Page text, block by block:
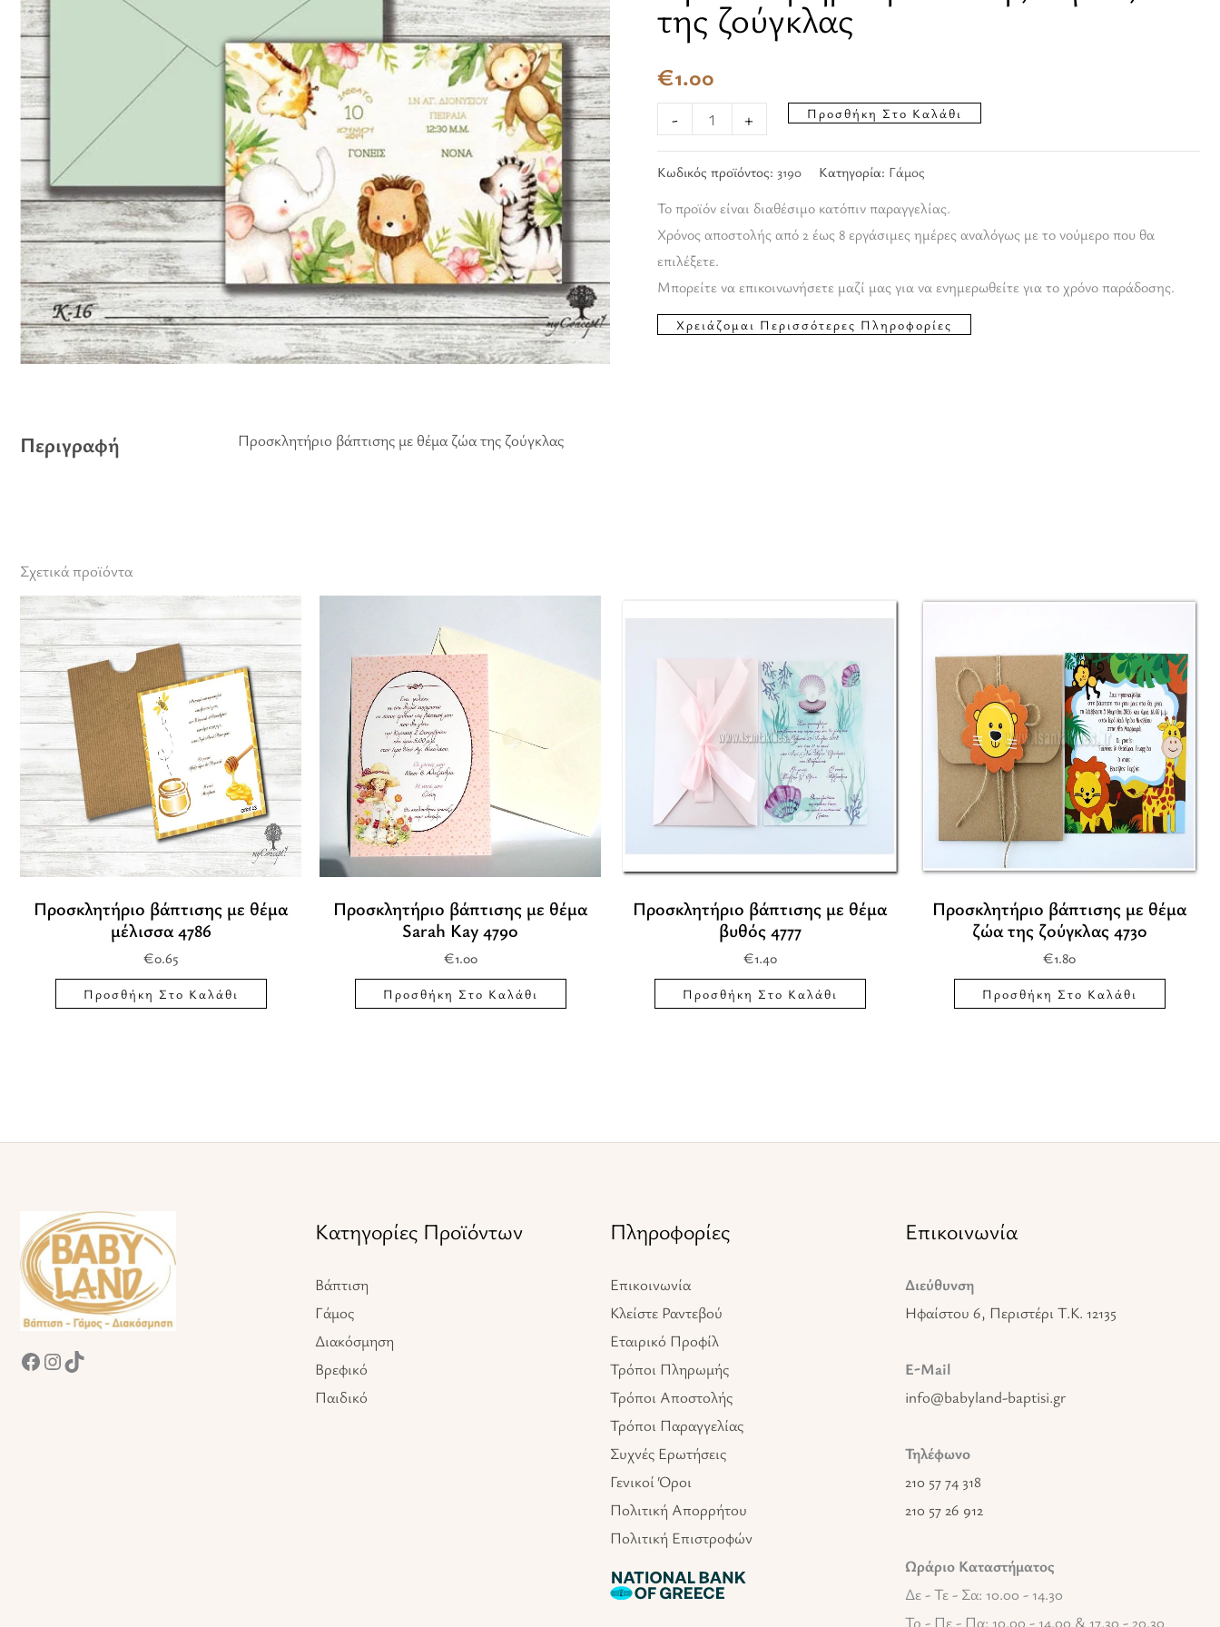
της ζούγκλας
€1.00
-
ζώα
ζούγκλας
ποσότητα
+ Προσθήκη Στο Καλάθι
Κωδικός προϊόντος: 3190 Κατηγορία: Γάμος
Το προϊόν είναι διαθέσιμο κατόπιν παραγγελίας.
Χρόνος αποστολής από 2 έως 8 εργάσιμες ημέρες αναλόγως με το νούμερο που θα
επιλέξετε.
Μπορείτε να επικοινωνήσετε μαζί μας για να ενημερωθείτε για το χρόνο παράδοσης.
Περιγραφή Προσκλητήριο βάπτισης με θέμα ζώα της ζούγκλας
Σχετικά προϊόντα
Προσκλητήριο βάπτισης με θέμα
μέλισσα 4786
€0.65
Προσθήκη Στο Καλάθι
Προσκλητήριο βάπτισης με θέμα
Sarah Kay 4790
€1.00
Προσθήκη Στο Καλάθι
Προσκλητήριο βάπτισης με θέμα
βυθός 4777
€1.40
Προσθήκη Στο Καλάθι
Προσκλητήριο βάπτισης με θέμα
ζώα της ζούγκλας 4730
€1.80
Προσθήκη Στο Καλάθι
Facebook
Instagram
TikTok
Κατηγορίες Προϊόντων
Βάπτιση
Γάμος
Διακόσμηση
Βρεφικό
Παιδικό
Πληροφορίες
Επικοινωνία
Κλείστε Ραντεβού
Εταιρικό Προφίλ
Τρόποι Πληρωμής
Τρόποι Αποστολής
Τρόποι Παραγγελίας
Συχνές Ερωτήσεις
Γενικοί Όροι
Πολιτική Απορρήτου
Πολιτική Επιστροφών
Επικοινωνία
Διεύθυνση
Ηφαίστου 6, Περιστέρι T.K. 12135
E-Mail
info@babyland-baptisi.gr
Τηλέφωνο
210 57 74 318
210 57 26 912
Ωράριο Καταστήματος
Δε - Τε - Σα: 10.00 - 14.30
Τρ - Πε - Πα: 10.00 - 14.00 & 17.30 - 20.30